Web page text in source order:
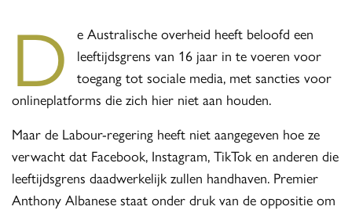
D
e Australische overheid heeft beloofd een
leeftijdsgrens van 16 jaar in te voeren voor
toegang tot sociale media, met sancties voor
onlineplatforms die zich hier niet aan houden.
Maar de Labour-regering heeft niet aangegeven hoe ze
verwacht dat Facebook, Instagram, TikTok en anderen die
leeftijdsgrens daadwerkelijk zullen handhaven. Premier
Anthony Albanese staat onder druk van de oppositie om